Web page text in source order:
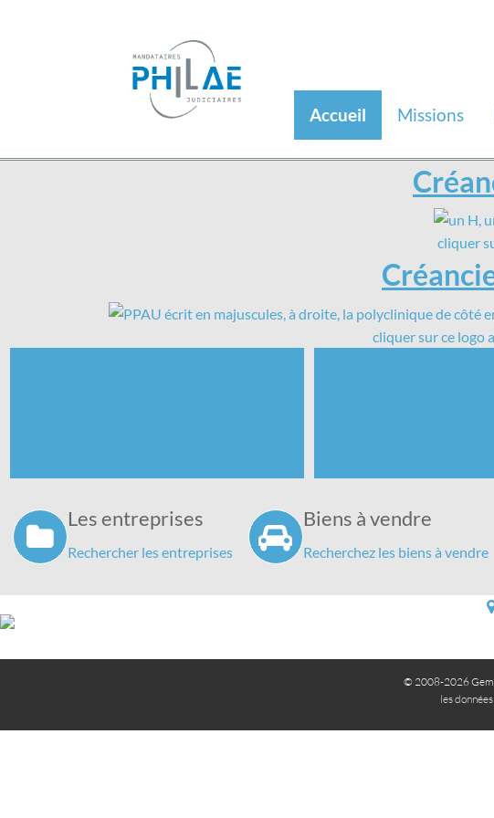
Accueil Missions
cliquer
cliquer sur ce logo
Les entreprises
Rechercher les entreprises
Biens à vendre
Recherchez les biens à vendre
© 2008-2026
les